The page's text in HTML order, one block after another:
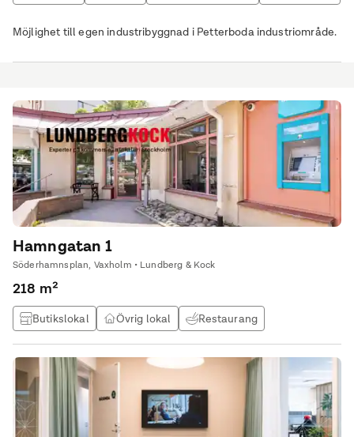
Möjlighet till egen industribyggnad i Petterboda industriområde.
Hamngatan 1
Söderhamnsplan, Vaxholm • Lundberg & Kock
218 m²
Butikslokal Övrig lokal
Restaurang
Träningslokal / gym